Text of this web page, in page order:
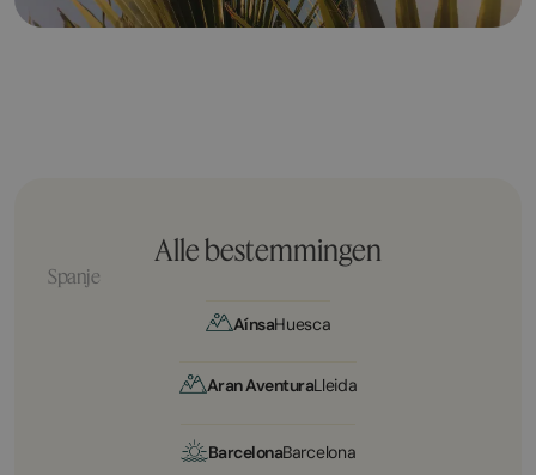
Alle bestemmingen
Spanje
AínsaHuesca
Aran AventuraLleida
BarcelonaBarcelona